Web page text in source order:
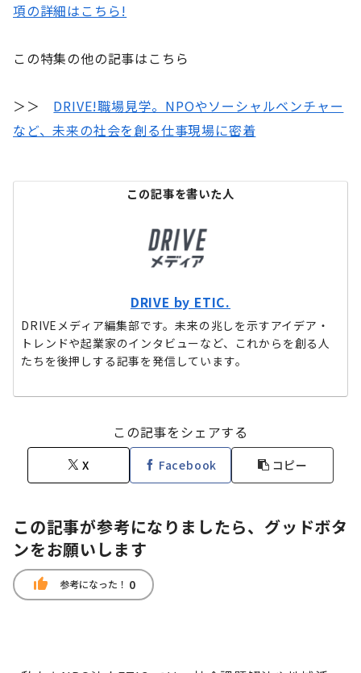
項の詳細はこちら!
この特集の他の記事はこちら
＞＞ DRIVE!職場見学。NPOやソーシャルベンチャー
など、未来の社会を創る仕事現場に密着
この記事を書いた人
DRIVE by ETIC.
DRIVEメディア編集部です。未来の兆しを示すアイデア・
トレンドや起業家のインタビューなど、これからを創る人
たちを後押しする記事を発信しています。
この記事をシェアする
X Facebook コピー
この記事が参考になりましたら、グッドボタ
ンをお願いします
thumb_up 参考になった！ 0